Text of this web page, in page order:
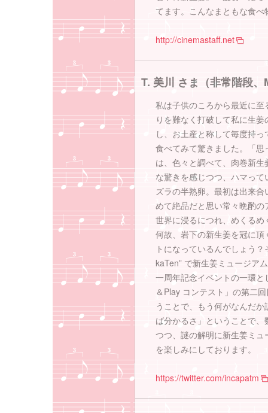
てます。こんなまともな食
http://cinemastaff.net
T. 美川 さま（非常階段
私は子供のころから最近に
りを難なく打破して私に生
し、お土産と称して毎度持
食べてみて驚きました。「
は、色々と調べて、肉巻新
な驚きを感じつつ、ハマっ
ズラの半熟卵。最初は出来
めて絶品だと思い常々晩酌
世界に浸るにつれ、めくる
何故、岩下の新生姜を冠に
トになっているんでしょう
kaTen” で新生姜ミュージア
一周年記念イベントの一環
＆Play コンテスト」の第二
うことで、もう何がなんだ
ば分かるさ」ということで
つつ、謎の解明に新生姜ミ
を楽しみにしております。
https://twitter.com/incapatm